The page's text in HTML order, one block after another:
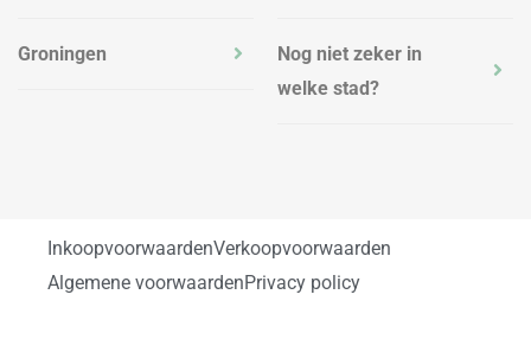
Groningen
Nog niet zeker in
welke stad?
InkoopvoorwaardenVerkoopvoorwaarden
Algemene voorwaardenPrivacy policy